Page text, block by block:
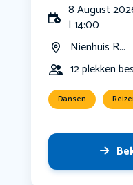
8 August
| 14:00
Nienhuis R...
12 plekken
Dansen